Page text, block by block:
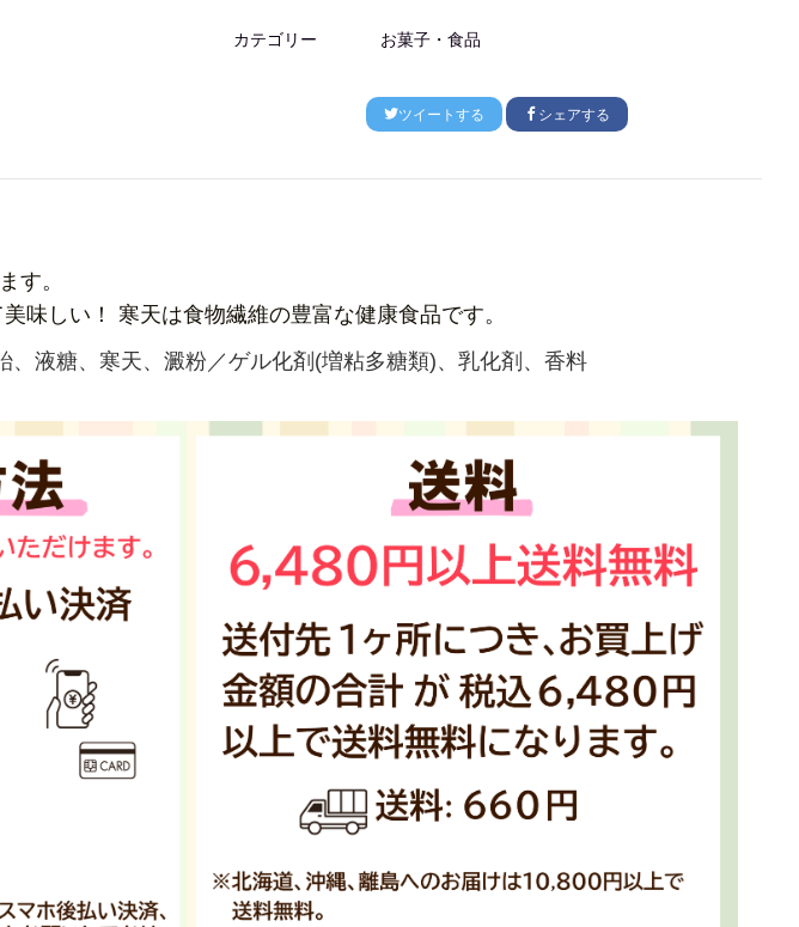
カテゴリー お菓子・食品
ツイートする シェアする
す。
味しい！ 寒天は食物繊維の豊富な健康食品です。
、液糖、寒天、澱粉／ゲル化剤(増粘多糖類)、乳化剤、香料